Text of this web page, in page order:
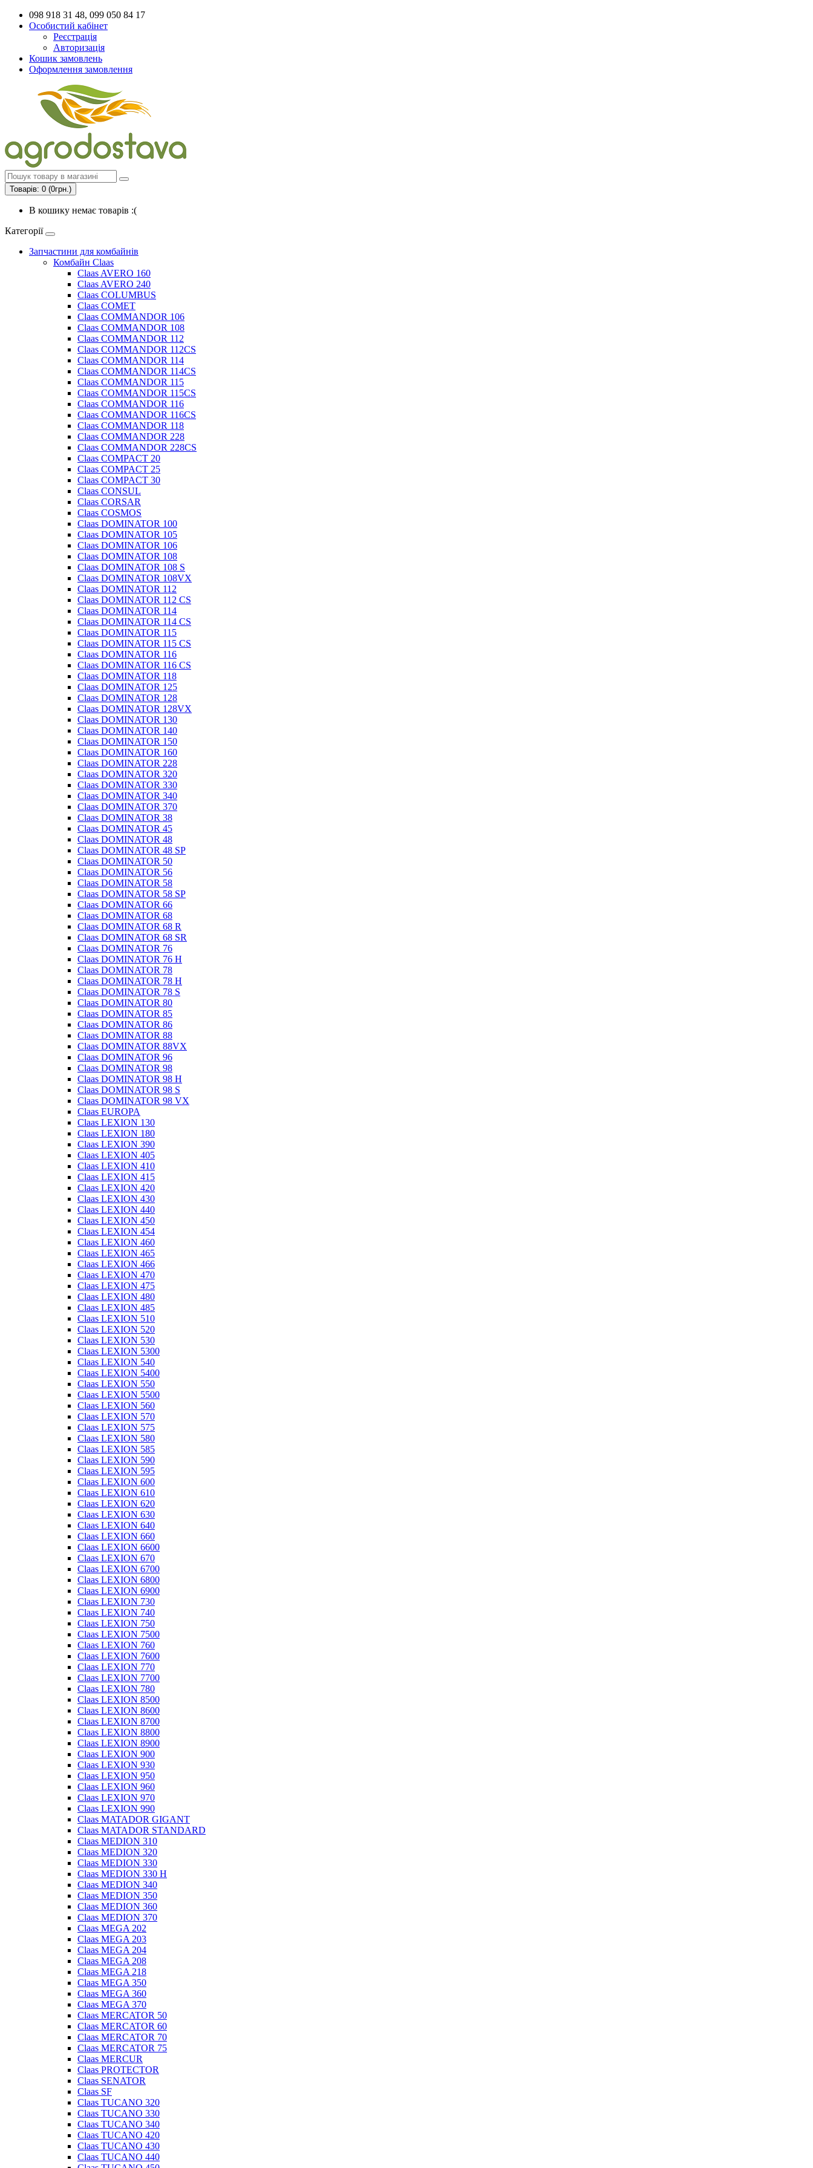
098 918 31 48, 099 050 84 17
Особистий кабінет
Реєстрація
Авторизація
Кошик замовлень
Оформлення замовлення
Товарів: 0 (0грн.)
В кошику немає товарів :(
Категорії
Запчастини для комбайнів
Комбайн Claas
Claas AVERO 160
Claas AVERO 240
Claas COLUMBUS
Claas COMET
Claas COMMANDOR 106
Claas COMMANDOR 108
Claas COMMANDOR 112
Claas COMMANDOR 112CS
Claas COMMANDOR 114
Claas COMMANDOR 114CS
Claas COMMANDOR 115
Claas COMMANDOR 115CS
Claas COMMANDOR 116
Claas COMMANDOR 116CS
Claas COMMANDOR 118
Claas COMMANDOR 228
Claas COMMANDOR 228CS
Claas COMPACT 20
Claas COMPACT 25
Claas COMPACT 30
Claas CONSUL
Claas CORSAR
Claas COSMOS
Claas DOMINATOR 100
Claas DOMINATOR 105
Claas DOMINATOR 106
Claas DOMINATOR 108
Claas DOMINATOR 108 S
Claas DOMINATOR 108VX
Claas DOMINATOR 112
Claas DOMINATOR 112 CS
Claas DOMINATOR 114
Claas DOMINATOR 114 CS
Claas DOMINATOR 115
Claas DOMINATOR 115 CS
Claas DOMINATOR 116
Claas DOMINATOR 116 CS
Claas DOMINATOR 118
Claas DOMINATOR 125
Claas DOMINATOR 128
Claas DOMINATOR 128VX
Claas DOMINATOR 130
Claas DOMINATOR 140
Claas DOMINATOR 150
Claas DOMINATOR 160
Claas DOMINATOR 228
Claas DOMINATOR 320
Claas DOMINATOR 330
Claas DOMINATOR 340
Claas DOMINATOR 370
Claas DOMINATOR 38
Claas DOMINATOR 45
Claas DOMINATOR 48
Claas DOMINATOR 48 SP
Claas DOMINATOR 50
Claas DOMINATOR 56
Claas DOMINATOR 58
Claas DOMINATOR 58 SP
Claas DOMINATOR 66
Claas DOMINATOR 68
Claas DOMINATOR 68 R
Claas DOMINATOR 68 SR
Claas DOMINATOR 76
Claas DOMINATOR 76 H
Claas DOMINATOR 78
Claas DOMINATOR 78 H
Claas DOMINATOR 78 S
Claas DOMINATOR 80
Claas DOMINATOR 85
Claas DOMINATOR 86
Claas DOMINATOR 88
Claas DOMINATOR 88VX
Claas DOMINATOR 96
Claas DOMINATOR 98
Claas DOMINATOR 98 H
Claas DOMINATOR 98 S
Claas DOMINATOR 98 VX
Claas EUROPA
Claas LEXION 130
Claas LEXION 180
Claas LEXION 390
Claas LEXION 405
Claas LEXION 410
Claas LEXION 415
Claas LEXION 420
Claas LEXION 430
Claas LEXION 440
Claas LEXION 450
Claas LEXION 454
Claas LEXION 460
Claas LEXION 465
Claas LEXION 466
Claas LEXION 470
Claas LEXION 475
Claas LEXION 480
Claas LEXION 485
Claas LEXION 510
Claas LEXION 520
Claas LEXION 530
Claas LEXION 5300
Claas LEXION 540
Claas LEXION 5400
Claas LEXION 550
Claas LEXION 5500
Claas LEXION 560
Claas LEXION 570
Claas LEXION 575
Claas LEXION 580
Claas LEXION 585
Claas LEXION 590
Claas LEXION 595
Claas LEXION 600
Claas LEXION 610
Claas LEXION 620
Claas LEXION 630
Claas LEXION 640
Claas LEXION 660
Claas LEXION 6600
Claas LEXION 670
Claas LEXION 6700
Claas LEXION 6800
Claas LEXION 6900
Claas LEXION 730
Claas LEXION 740
Claas LEXION 750
Claas LEXION 7500
Claas LEXION 760
Claas LEXION 7600
Claas LEXION 770
Claas LEXION 7700
Claas LEXION 780
Claas LEXION 8500
Claas LEXION 8600
Claas LEXION 8700
Claas LEXION 8800
Claas LEXION 8900
Claas LEXION 900
Claas LEXION 930
Claas LEXION 950
Claas LEXION 960
Claas LEXION 970
Claas LEXION 990
Claas MATADOR GIGANT
Claas MATADOR STANDARD
Claas MEDION 310
Claas MEDION 320
Claas MEDION 330
Claas MEDION 330 H
Claas MEDION 340
Claas MEDION 350
Claas MEDION 360
Claas MEDION 370
Claas MEGA 202
Claas MEGA 203
Claas MEGA 204
Claas MEGA 208
Claas MEGA 218
Claas MEGA 350
Claas MEGA 360
Claas MEGA 370
Claas MERCATOR 50
Claas MERCATOR 60
Claas MERCATOR 70
Claas MERCATOR 75
Claas MERCUR
Claas PROTECTOR
Claas SENATOR
Claas SF
Claas TUCANO 320
Claas TUCANO 330
Claas TUCANO 340
Claas TUCANO 420
Claas TUCANO 430
Claas TUCANO 440